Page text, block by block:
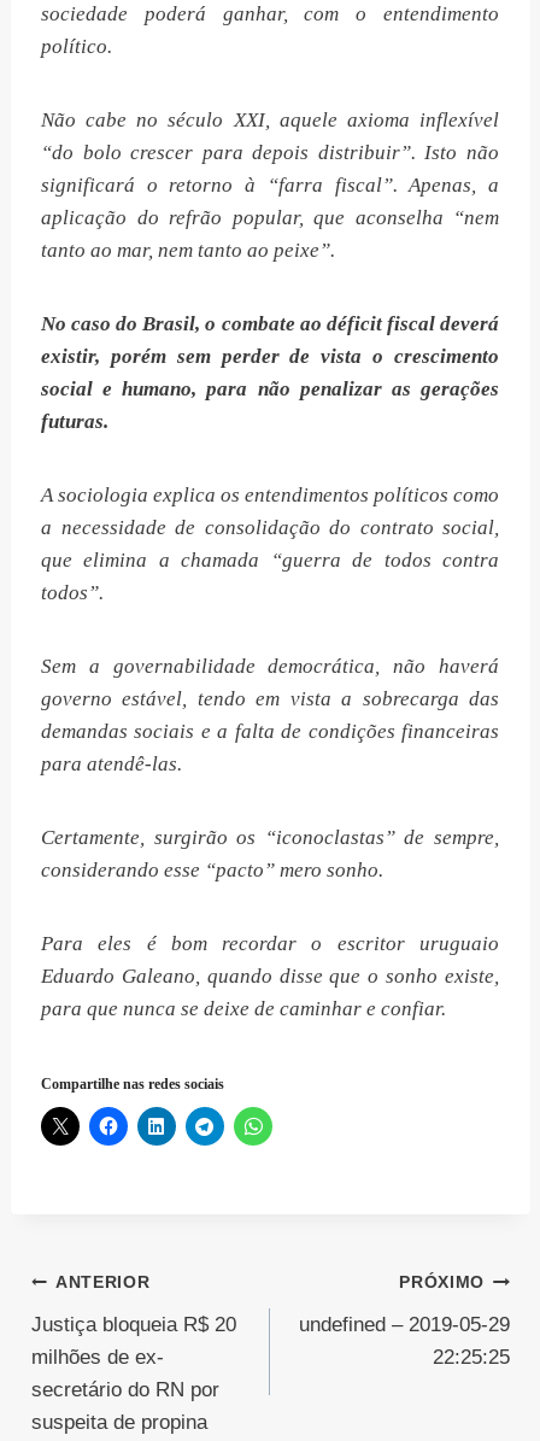
sociedade poderá ganhar, com o entendimento
político.
Não cabe no século XXI, aquele axioma inflexível
“do bolo crescer para depois distribuir”. Isto não
significará o retorno à “farra fiscal”. Apenas, a
aplicação do refrão popular, que aconselha “nem
tanto ao mar, nem tanto ao peixe”.
No caso do Brasil, o combate ao déficit fiscal deverá
existir, porém sem perder de vista o crescimento
social e humano, para não penalizar as gerações
futuras.
A sociologia explica os entendimentos políticos como
a necessidade de consolidação do contrato social,
que elimina a chamada “guerra de todos contra
todos”.
Sem a governabilidade democrática, não haverá
governo estável, tendo em vista a sobrecarga das
demandas sociais e a falta de condições financeiras
para atendê-las.
Certamente, surgirão os “iconoclastas” de sempre,
considerando esse “pacto” mero sonho.
Para eles é bom recordar o escritor uruguaio
Eduardo Galeano, quando disse que o sonho existe,
para que nunca se deixe de caminhar e confiar.
Compartilhe nas redes sociais
Navegação
de
Post
ANTERIOR
Justiça bloqueia R$ 20
milhões de ex-
secretário do RN por
suspeita de propina
PRÓXIMO
undefined – 2019-05-29
22:25:25